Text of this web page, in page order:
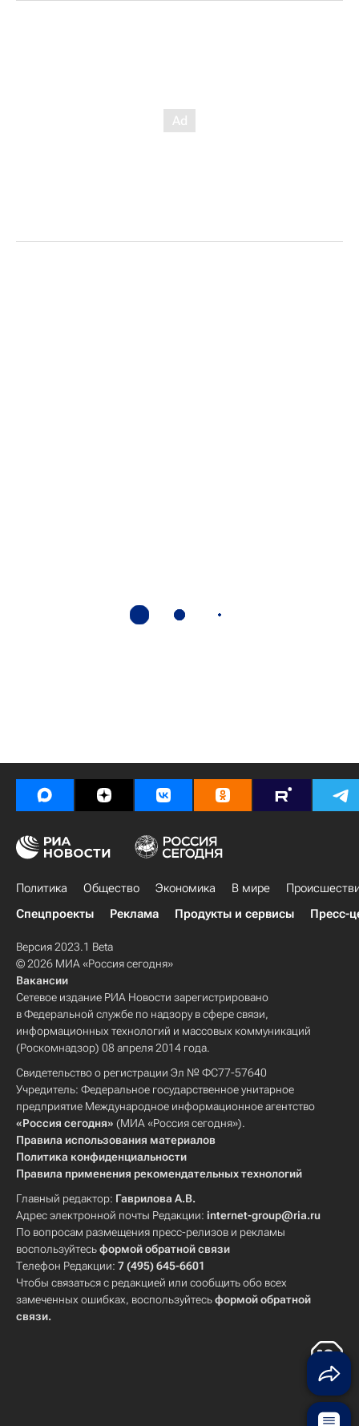
Политика Общество Экономика В мире
Спецпроекты
Реклама Продукты и сервисы Пресс-
Версия 2023.1 Beta
© 2026 МИА «Россия сегодня»
Вакансии
Сетевое издание РИА Новости зарегистрировано
в Федеральной службе по надзору в сфере связи,
информационных технологий и массовых коммуникаций
(Роскомнадзор) 08 апреля 2014 года.
Свидетельство о регистрации Эл № ФС77-57640
Учредитель: Федеральное государственное унитарное
предприятие Международное информационное агентство
«Россия сегодня» (МИА «Россия сегодня»).
Правила использования материалов
Политика конфиденциальности
Правила применения рекомендательных технологий
Главный редактор: Гаврилова А.В.
Адрес электронной почты Редакции: internet-group@ria.ru
По вопросам размещения пресс-релизов и рекламы
воспользуйтесьформой обратной связи
Телефон Редакции: 7 (495) 645-6601
Чтобы связаться с редакцией или сообщить обо всех
замеченных ошибках, воспользуйтесьформой обратной
связи.